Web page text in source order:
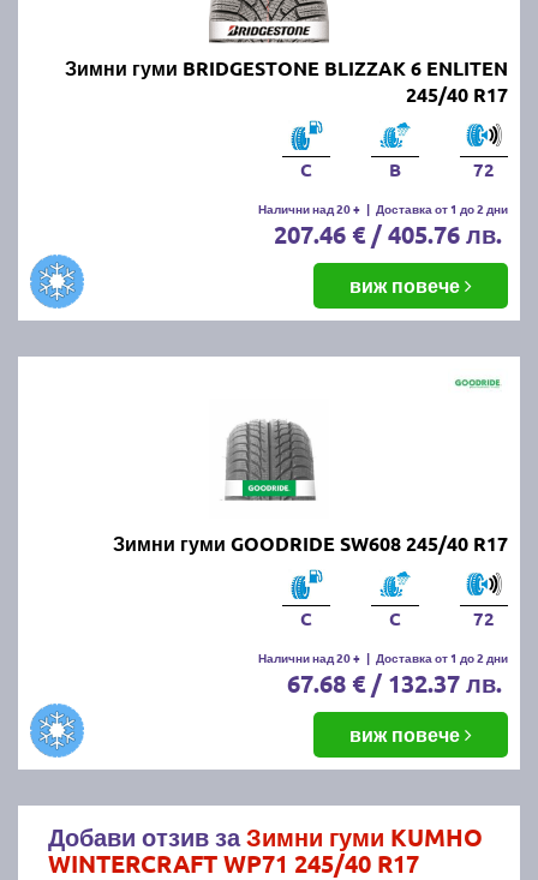
Зимни гуми BRIDGESTONE BLIZZAK 6 ENLITEN
245/40 R17
C B 72
Налични над 20 + | Доставка от 1 до 2 дни
207.46 € / 405.76 лв.
виж повече
Зимни гуми GOODRIDE SW608 245/40 R17
C C 72
Налични над 20 + | Доставка от 1 до 2 дни
67.68 € / 132.37 лв.
виж повече
Добави отзив заЗимни гуми KUMHO
WINTERCRAFT WP71 245/40 R17